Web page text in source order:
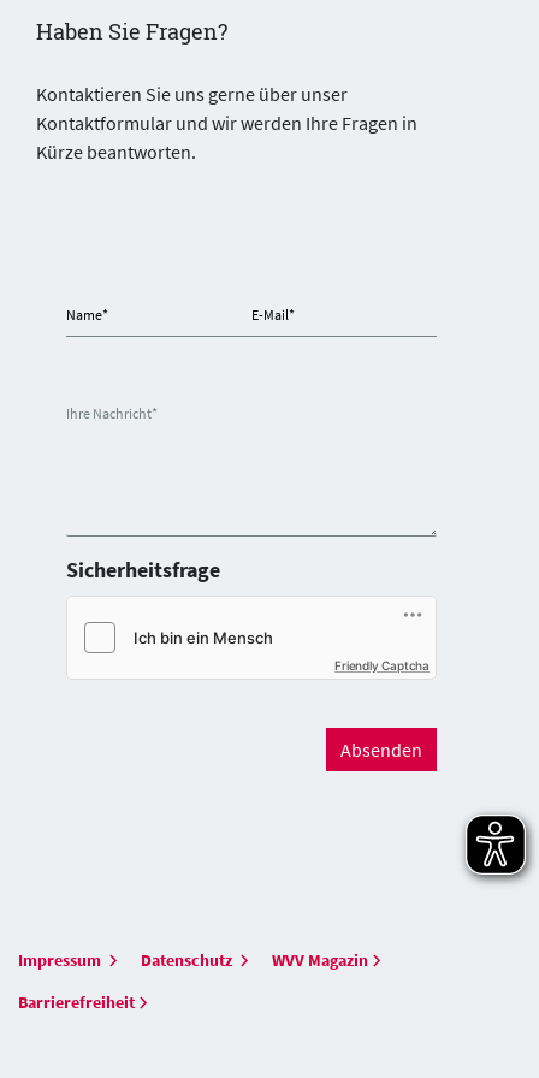
Haben Sie Fragen?
Kontaktieren Sie uns gerne über unser
Kontaktformular und wir werden Ihre Fragen in
Kürze beantworten.
Name* E-Mail*
Ihre Nachricht*
Friendly Captcha
Sicherheitsfrage
Absenden
Impressum Datenschutz
WVV Magazin
Barrierefreiheit